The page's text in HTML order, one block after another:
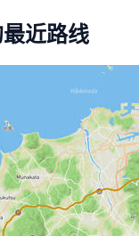
近路线